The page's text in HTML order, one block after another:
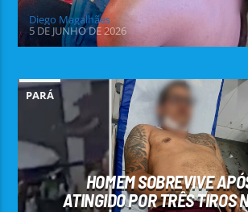
Diego Magalhães
5 DE JUNHO DE 2026
PARÁ
HOMEM SOBREVIVE
ATINGIDO POR TRÊS TIROS